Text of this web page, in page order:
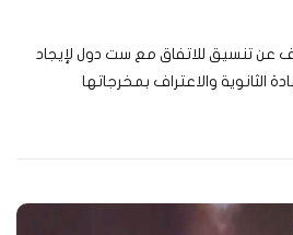
تنسيق للاتفاق مع ست دول لإيجاد
الثانوية والاعتراف بمخرجاتها